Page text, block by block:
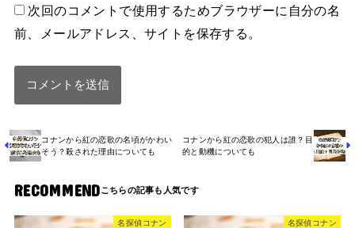
次回のコメントで使用するためブラウザーに自分の名
前、メールアドレス、サイトを保存する。
コナンから紅の恋歌の名頃がかわい
そう？殺された理由についても
コナンから紅の恋歌の犯人は誰？目
的と動機についても
RECOMMEND
名探偵コナン 名探偵コナン